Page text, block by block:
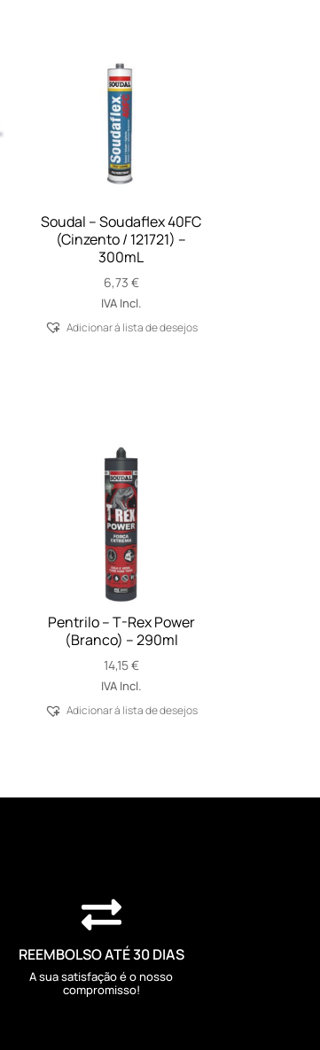
Soudal – Soudaflex 40FC
(Cinzento / 121721) –
300mL
6,73 €
IVA Incl.
Adicionar á lista de desejos
Pentrilo – T-Rex Power
(Branco) – 290ml
14,15€
IVA Incl.
Adicionar á lista de desejos

REEMBOLSO ATÉ 30 DIAS
A sua satisfação é o nosso
compromisso!